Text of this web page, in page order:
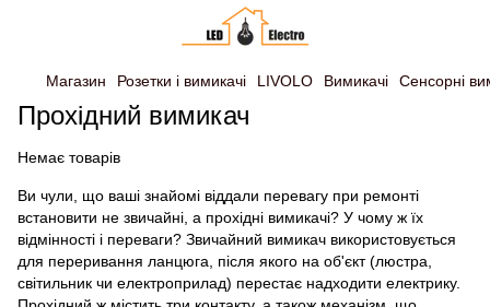
Магазин Розетки і вимикачі LIVOLO Вимикачі Сенсорні
Прохідний вимикач
Немає товарів
Ви чули, що ваші знайомі віддали перевагу при ремонті
встановити не звичайні, а прохідні вимикачі? У чому ж їх
відмінності і переваги? Звичайний вимикач використовується
для переривання ланцюга, після якого на об'єкт (люстра,
світильник чи електроприлад) перестає надходити електрику.